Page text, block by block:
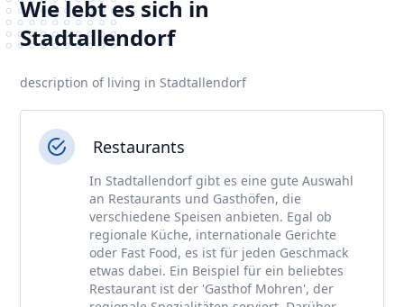
Wie lebt es sich in
Stadtallendorf
description of living in Stadtallendorf
Restaurants
In Stadtallendorf gibt es eine gute Auswahl
an Restaurants und Gasthöfen, die
verschiedene Speisen anbieten. Egal ob
regionale Küche, internationale Gerichte
oder Fast Food, es ist für jeden Geschmack
etwas dabei. Ein Beispiel für ein beliebtes
Restaurant ist der 'Gasthof Mohren', der